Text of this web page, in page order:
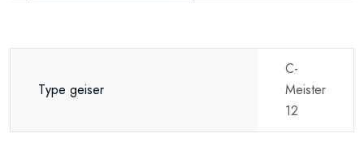
Type geiser
C-
Meister
12